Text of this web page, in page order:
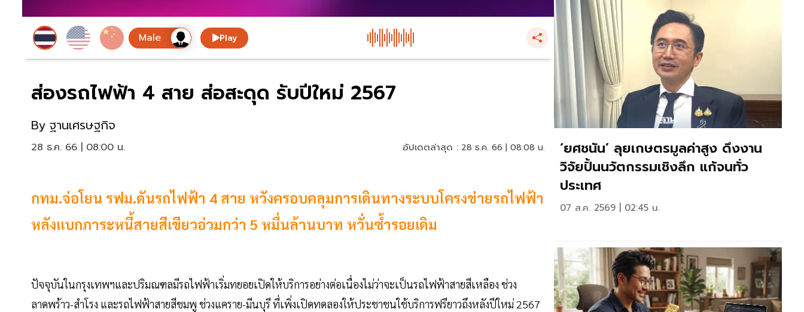
Play
ส่องรถไฟฟ้า 4 สาย ส่อสะดุด รับปีใหม่ 2567
By ฐานเศรษฐกิจ
28 ธ.ค. 66 | 08:00 น. อัปเดตล่าสุด : 28 ธ.ค. 66 | 08:08 น.
กทม.จ่อโยน รฟม.ดันรถไฟฟ้า 4 สาย หวังครอบคลุมการเดินทางระบบโครงข่ายรถไฟฟ้า
หลังแบกภาระหนี้สายสีเขียวอ่วมกว่า 5 หมื่นล้านบาท หวั่นซ้ำรอยเดิม
ปัจจุบันในกรุงเทพฯและปริมณฑลมีรถไฟฟ้าเริ่มทยอยเปิดให้บริการอย่างต่อเนื่องไม่ว่าจะเป็นรถไฟฟ้าสายสีเหลือง ช่วง
ลาดพร้าว-สำโรง และรถไฟฟ้าสายสีชมพู ช่วงแคราย-มีนบุรี ที่เพิ่งเปิดทดลองให้ประชาชนใช้บริการฟรียาวถึงหลังปีใหม่ 2567
‘ยศชนัน’ ลุยเกษตรมูลค่าสูง ดึงงาน
วิจัยปั้นนวัตกรรมเชิงลึก แก้จนทั่ว
ประเทศ
07 ส.ค. 2569 | 02:45 น.